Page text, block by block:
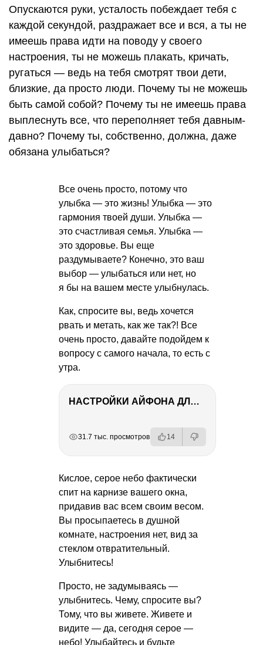
Опускаются руки, усталость побеждает тебя с
каждой секундой, раздражает все и вся, а ты не
имеешь права идти на поводу у своего
настроения, ты не можешь плакать, кричать,
ругаться — ведь на тебя смотрят твои дети,
близкие, да просто люди. Почему ты не можешь
быть самой собой? Почему ты не имеешь права
выплеснуть все, что переполняет тебя давным-
давно? Почему ты, собственно, должна, даже
обязана улыбаться?
Все очень просто, потому что
улыбка — это жизнь! Улыбка — это
гармония твоей души. Улыбка —
это счастливая семья. Улыбка —
это здоровье. Вы еще
раздумываете? Конечно, это ваш
выбор — улыбаться или нет, но
я бы на вашем месте улыбнулась.
Как, спросите вы, ведь хочется
рвать и метать, как же так?! Все
очень просто, давайте подойдем к
вопросу с самого начала, то есть с
утра.
НАСТРОЙКИ АЙФОНА ДЛЯ ФОТО И ВИДЕО
31.7 тыс. просмотров 14
Кислое, серое небо фактически
спит на карнизе вашего окна,
придавив вас всем своим весом.
Вы просыпаетесь в душной
комнате, настроения нет, вид за
стеклом отвратительный.
Улыбнитесь!
Просто, не задумываясь —
улыбнитесь. Чему, спросите вы?
Тому, что вы живете. Живете и
видите — да, сегодня серое —
небо! Улыбайтесь и будьте